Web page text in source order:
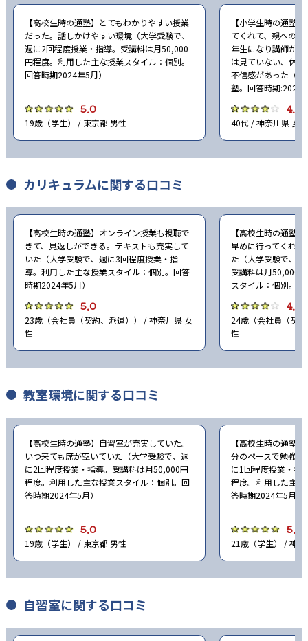
【高校生時の通塾】とてもわかりやすい授業
だった。話しかけやすい環境（大学受験で、
週に2回程度授業・指導。受講料は月50,000
円程度。利用した主な授業スタイル：個別。
回答時期2024年5月）
5.0
19歳（学生） / 東京都 男性
【小学生時の通塾
てくれて、親への
年生になり講師が
は見ていない、休
不信感があった（
塾。回答時期:2023
4.0
40代 / 神奈川県 女性
カリキュラムに関する口コミ
【高校生時の通塾】オンライン授業も視聴で
きて、見返しができる。テキストも充実して
いた（大学受験で、週に3回程度授業・指
導。利用した主な授業スタイル：個別。回答
時期2024年5月）
5.0
23歳（会社員（契約、派遣）） / 神奈川県 女
性
【高校生時の通塾
早めに行ってくれ
た（大学受験で、
受講料は月50,000
スタイル：個別。
4.0
24歳（会社員（契
性
教室環境に関する口コミ
【高校生時の通塾】自習室が充実していた。
いつ来ても席が空いていた（大学受験で、週
に2回程度授業・指導。受講料は月50,000円
程度。利用した主な授業スタイル：個別。回
答時期2024年5月）
5.0
19歳（学生） / 東京都 男性
【高校生時の通塾
分のペースで勉強
に1回程度授業・指
程度。利用した主
答時期2024年5月）
5.0
21歳（学生） / 神奈
自習室に関する口コミ